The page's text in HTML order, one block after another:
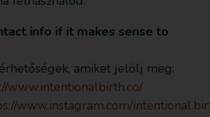
info if it makes sense to
amiket jelölj meg:
www.intentionalbirth.co/
www.instagram.com/